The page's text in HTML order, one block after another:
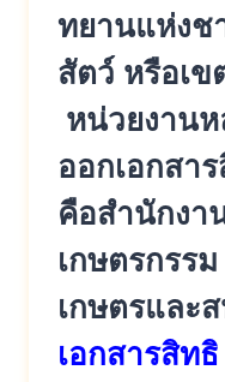
ทยานแห่งช
สัตว์ หรือเ
หน่วยงาน
ออกเอกสา
คือสำนักงา
เกษตรกรร
เกษตรและ
เอกสารสิท